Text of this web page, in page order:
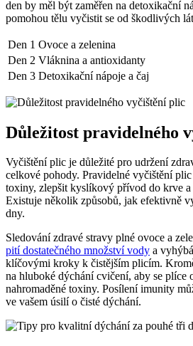
den by měl být zaměřen na detoxikační
pomohou tělu vyčistit se od škodlivých
Den 1 Ovoce a zelenina
Den 2 Vláknina a antioxidanty
Den 3 Detoxikační nápoje a čaj
Důležitost pravidelného
Vyčištění plic je důležité pro udržení
celkové pohody. Pravidelné vyčištění
toxiny, zlepšit kyslíkový přívod do krve
Existuje několik způsobů, jak efektivně
dny.
Sledování zdravé stravy plné ovoce a
pití dostatečného množství vody a
klíčovými kroky k čistějším plicím.
na hluboké dýchání cvičení, aby se plíce
nahromaděné toxiny. Posílení imunity
ve vašem úsilí o čisté dýchání.